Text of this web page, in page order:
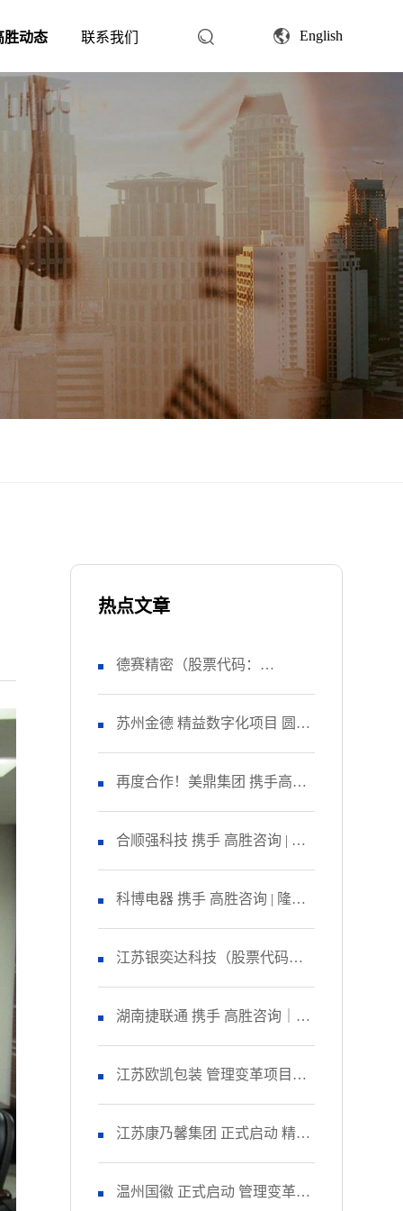
胜动态 联系我们 English
热点文章
德赛精密（股票代码：
SZ000049） 正式启动 管理升级
&精益注塑项目！
苏州金德 精益数字化项目 圆满
收官
再度合作！美鼎集团 携手高胜
咨询 启动管理变革项目
合顺强科技 携手 高胜咨询 | 隆
重召开 精益生产项目誓师大
会！
科博电器 携手 高胜咨询 | 隆重
召开 品质管理提升项目启动大
会！
江苏银奕达科技（股票代码：
836235） 携手 高胜咨询｜正式
启动 管理变革项目
湖南捷联通 携手 高胜咨询｜正
式启动 精益生产项目！
江苏欧凯包装 管理变革项目人
资改善模块 圆满收官！
江苏康乃馨集团 正式启动 精益
生产项目二期！
温州国徽 正式启动 管理变革&